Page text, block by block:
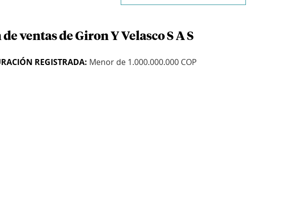
ventas de Giron Y Velasco S A S
REGISTRADA: Menor de 1.000.000.000 COP